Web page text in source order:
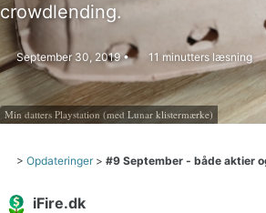
crowdlending.
September 30, 2019 11 minutters læsning
Min datters Playstation (med Lunar klistermærke)
> Opdateringer > #9 September - både aktier
iFire.dk